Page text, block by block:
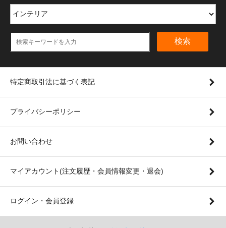
検索
特定商取引法に基づく表記
プライバシーポリシー
お問い合わせ
マイアカウント(注文履歴・会員情報変更・退会)
ログイン・会員登録